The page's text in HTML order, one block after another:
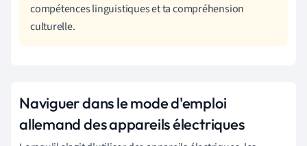
compétences linguistiques et ta compréhension
culturelle.
Naviguer dans le mode d'emploi
allemand des appareils électriques